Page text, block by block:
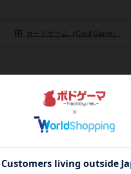
カードゲーム（Card Game）
チキンレース（Press Your Luck）
ダイスロール（Dice Rolling）